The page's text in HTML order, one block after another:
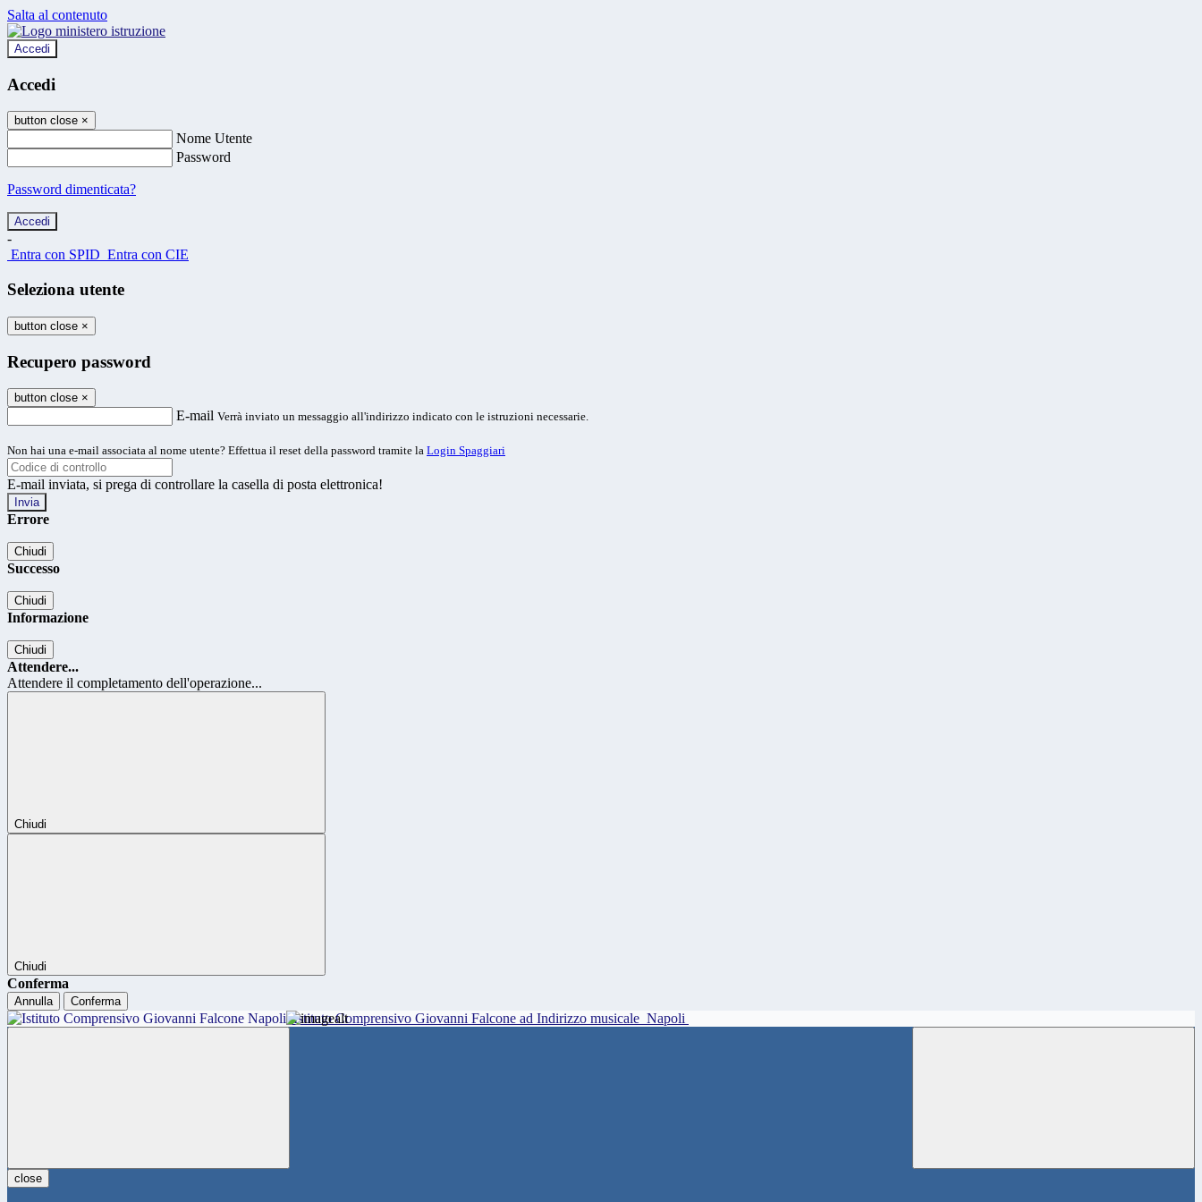
Salta al contenuto
Accedi
Accedi
button close ×
Nome Utente
Password
Password dimenticata?
-
Entra con SPID Entra con CIE
Seleziona utente
button close ×
Recupero password
button close ×
E-mail Verrà inviato un messaggio all'indirizzo indicato con le istruzioni necessarie.
Non hai una e-mail associata al nome utente? Effettua il reset della password tramite la Login Spaggiari
E-mail inviata, si prega di controllare la casella di posta elettronica!
Errore
Chiudi
Successo
Chiudi
Informazione
Chiudi
Attendere...
Attendere il completamento dell'operazione...
Chiudi
Chiudi
Conferma
Annulla Conferma
Istituto Comprensivo Giovanni Falcone ad Indirizzo musicale Napoli
close